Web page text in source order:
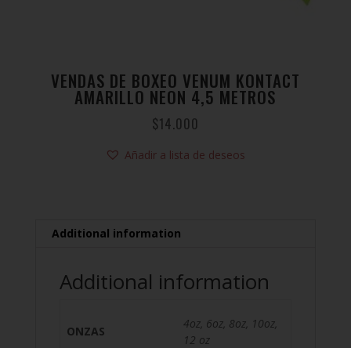
VENDAS DE BOXEO VENUM KONTACT
AMARILLO NEON 4,5 METROS
$14.000
Añadir a lista de deseos
Additional information
Additional information
ONZAS
4oz, 6oz, 8oz, 10oz,
12 oz